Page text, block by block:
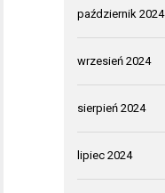
październik 2024
wrzesień 2024
sierpień 2024
lipiec 2024